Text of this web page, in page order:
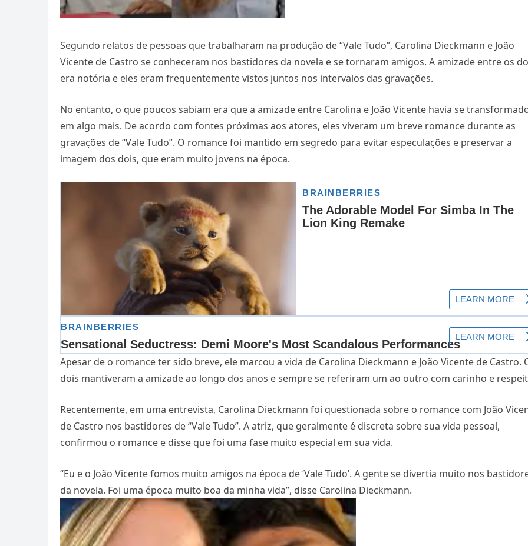
Segundo relatos de pessoas que trabalharam na produção de “Vale Tudo”, Carolina Dieckmann e João
Vicente de Castro se conheceram nos bastidores da novela e se tornaram amigos. A amizade entre os
era notória e eles eram frequentemente vistos juntos nos intervalos das gravações.
No entanto, o que poucos sabiam era que a amizade entre Carolina e João Vicente havia se
em algo mais. De acordo com fontes próximas aos atores, eles viveram um breve romance durante as
gravações de “Vale Tudo”. O romance foi mantido em segredo para evitar especulações e preservar a
imagem dos dois, que eram muito jovens na época.
Apesar de o romance ter sido breve, ele marcou a vida de Carolina Dieckmann e João Vicente de Castro.
dois mantiveram a amizade ao longo dos anos e sempre se referiram um ao outro com carinho e
Recentemente, em uma entrevista, Carolina Dieckmann foi questionada sobre o romance com João
de Castro nos bastidores de “Vale Tudo”. A atriz, que geralmente é discreta sobre sua vida pessoal,
confirmou o romance e disse que foi uma fase muito especial em sua vida.
“Eu e o João Vicente fomos muito amigos na época de ‘Vale Tudo’. A gente se divertia muito nos
da novela. Foi uma época muito boa da minha vida”, disse Carolina Dieckmann.